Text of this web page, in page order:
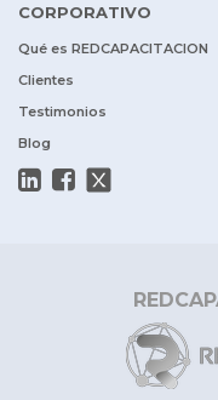
CORPORATIVO
Qué es REDCAPACITACION
Clientes
Testimonios
Blog